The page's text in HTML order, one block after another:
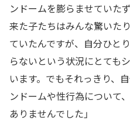
ンドームを膨らませていた
来た子たちはみんな驚いた
ていたんですが、自分ひと
らないという状況にとても
います。でもそれっきり、
ンドームや性行為について
ありませんでした」